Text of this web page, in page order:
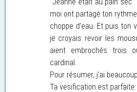
moi ont partagé ton
choppe d’eau. Et puis ton
je croyais revoir les
aient embrochés trois
cardinal.
Pour résumer, j’ai
Ta vesification est parfaite.